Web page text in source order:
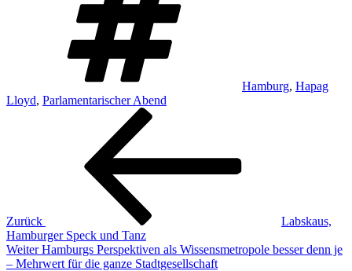
Hamburg, Hapag
Lloyd, Parlamentarischer Abend
Beitragsnavigation
Zurück
Labskaus,
Hamburger Speck und Tanz
Nächster
Beitrag
Weiter Hamburgs Perspektiven als Wissensmetropole besser denn je
– Mehrwert für die ganze Stadtgesellschaft